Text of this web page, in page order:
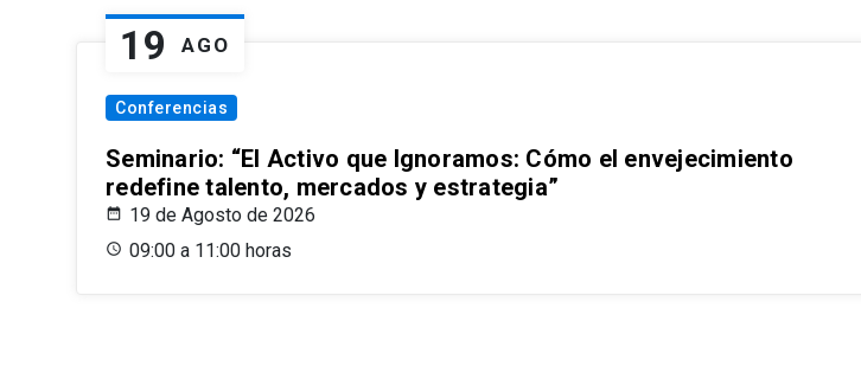
19 AGO
Conferencias
Seminario: “El Activo que Ignoramos: Cómo el envejecimiento
redefine talento, mercados y estrategia”
19 de Agosto de 2026
09:00 a 11:00 horas